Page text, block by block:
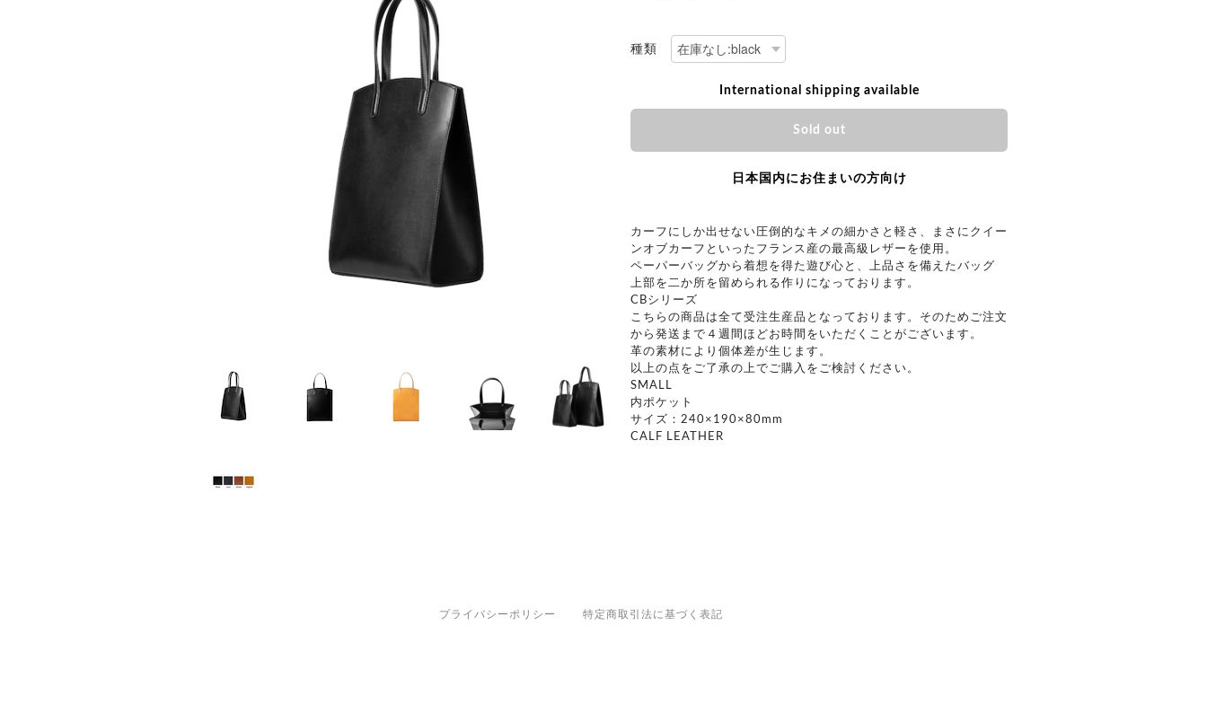
種類
International shipping available
Sold out
日本国内にお住まいの方向け
カーフにしか出せない圧倒的なキメの細かさと軽さ、まさにクイー
ンオブカーフといったフランス産の最高級レザーを使用。
ペーパーバッグから着想を得た遊び心と、上品さを備えたバッグ
上部を二か所を留められる作りになっております。
CBシリーズ
こちらの商品は全て受注生産品となっております。そのためご注文
から発送まで４週間ほどお時間をいただくことがございます。
革の素材により個体差が生じます。
以上の点をご了承の上でご購入をご検討ください。
SMALL
内ポケット
サイズ：240×190×80mm
CALF LEATHER
プライバシーポリシー 特定商取引法に基づく表記